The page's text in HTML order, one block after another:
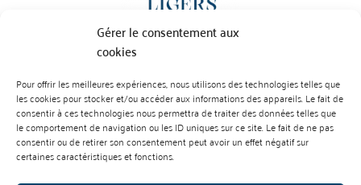
Gérer le consentement aux
cookies
Pour offrir les meilleures expériences, nous utilisons des technologies telles que
les cookies pour stocker et/ou accéder aux informations des appareils. Le fait de
consentir à ces technologies nous permettra de traiter des données telles que
le comportement de navigation ou les ID uniques sur ce site. Le fait de ne pas
consentir ou de retirer son consentement peut avoir un effet négatif sur
certaines caractéristiques et fonctions.
BP 70023 - 49610 JUIGNE SUR LOIRE
Tél :07 88 99 01 07